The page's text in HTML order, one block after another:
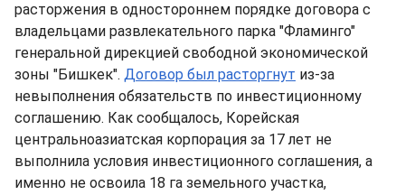
расторжения в одностороннем порядке договора с
владельцами развлекательного парка "Фламинго"
генеральной дирекцией свободной экономической
зоны "Бишкек". Договор был расторгнут из-за
невыполнения обязательств по инвестиционному
соглашению. Как сообщалось, Корейская
центральноазиатская корпорация за 17 лет не
выполнила условия инвестиционного соглашения, а
именно не освоила 18 га земельного участка,